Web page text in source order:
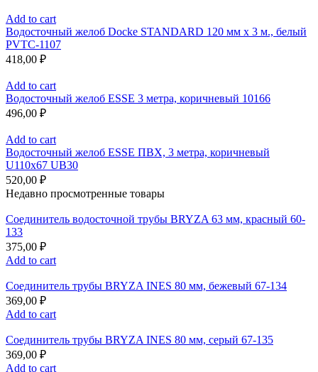
Add to cart
Водосточный желоб Docke STANDARD 120 мм х 3 м., белый
PVTC-1107
418,00 ₽
Add to cart
Водосточный желоб ESSE 3 метра, коричневый 10166
496,00 ₽
Add to cart
Водосточный желоб ESSE ПВХ, 3 метра, коричневый
U110x67 UB30
520,00 ₽
Недавно просмотренные товары
Соединитель водосточной трубы BRYZA 63 мм, краcный 60-
133
375,00 ₽
Add to cart
Соединитель трубы BRYZA INES 80 мм, бежевый 67-134
369,00 ₽
Add to cart
Соединитель трубы BRYZA INES 80 мм, серый 67-135
369,00 ₽
Add to cart